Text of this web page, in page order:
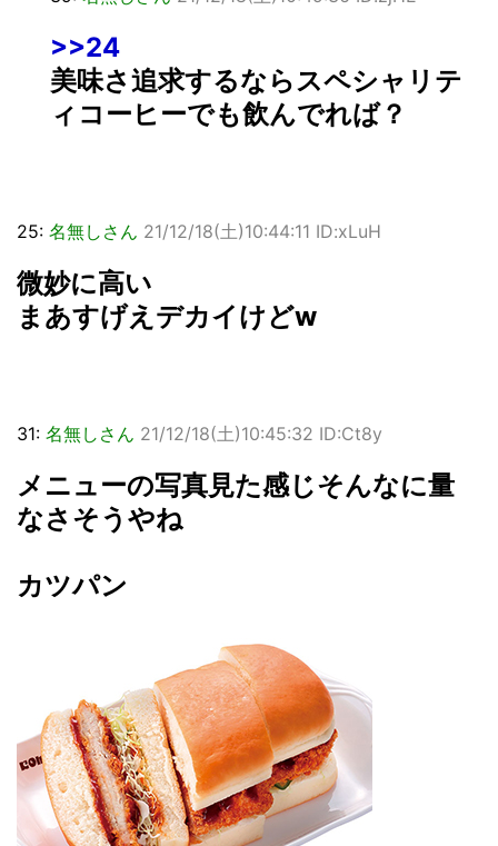
>>24
美味さ追求するならスペシャリテ
ィコーヒーでも飲んでれば？
25: 名無しさん 21/12/18(土)10:44:11 ID:xLuH
微妙に高い
まあすげえデカイけどw
31: 名無しさん 21/12/18(土)10:45:32 ID:Ct8y
メニューの写真見た感じそんなに量
なさそうやね
カツパン